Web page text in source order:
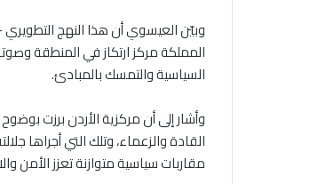
وبيّن العيسوي أن هذا النهج
المملكة مركز ارتكاز في المنطقة وصوتا
السياسية والتمسك بالمبادئ.
وأشار إلى أن مركزية الأردن برزت
القادة والزعماء، وتلك التي أجراها
مقاربات سياسية متوازنة تعزز الأمن